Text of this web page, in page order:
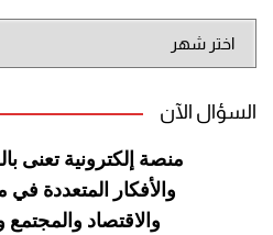
الموقع
السؤال الآن
منصة إلكترونية تعنى
والأفكار المتعددة في
والاقتصاد والمجتمع